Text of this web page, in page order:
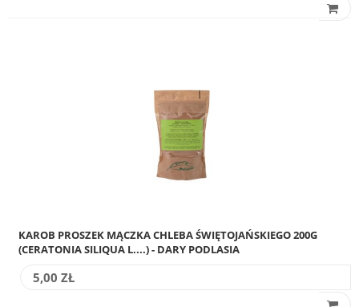
KAROB PROSZEK MĄCZKA CHLEBA ŚWIĘTOJAŃSKIEGO 200G
(CERATONIA SILIQUA L....) - DARY PODLASIA
5,00 ZŁ